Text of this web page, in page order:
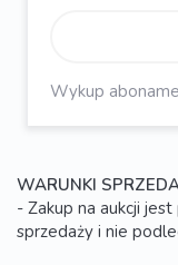
Wykup
WARUNKI
- Zakup na aukcji
sprzedaży i nie